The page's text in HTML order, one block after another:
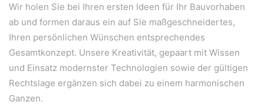
Wir holen Sie bei Ihren ersten Ideen für Ihr Bauvorhaben
ab und formen daraus ein auf Sie maßgeschneidertes,
Ihren persönlichen Wünschen entsprechendes
Gesamtkonzept. Unsere Kreativität, gepaart mit Wissen
und Einsatz modernster Technologien sowie der gültigen
Rechtslage ergänzen sich dabei zu einem harmonischen
Ganzen.